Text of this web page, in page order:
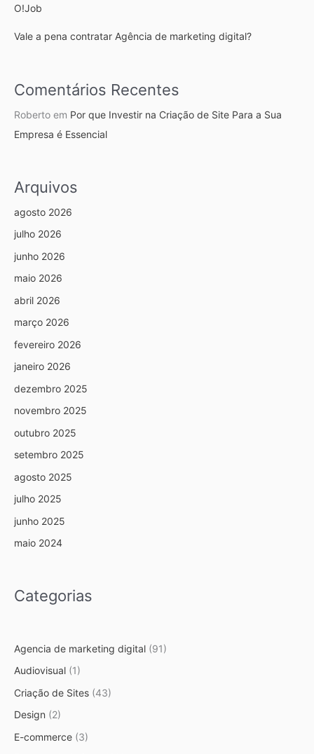
O!Job
Vale a pena contratar Agência de marketing digital?
Comentários Recentes
Roberto em Por que Investir na Criação de Site Para a Sua
Empresa é Essencial
Arquivos
agosto 2026
julho 2026
junho 2026
maio 2026
abril 2026
março 2026
fevereiro 2026
janeiro 2026
dezembro 2025
novembro 2025
outubro 2025
setembro 2025
agosto 2025
julho 2025
junho 2025
maio 2024
Categorias
Agencia de marketing digital (91)
Audiovisual (1)
Criação de Sites (43)
Design (2)
E-commerce (3)